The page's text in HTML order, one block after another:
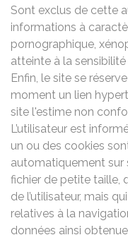
Sont exclus de cette
informations à
pornographique,
atteinte à la
Enfin, le site se
moment un lien
site l'estime non
L’utilisateur est
un ou des cookies
automatiquement sur
fichier de petite taille,
de l’utilisateur, mais
relatives à la
données ainsi